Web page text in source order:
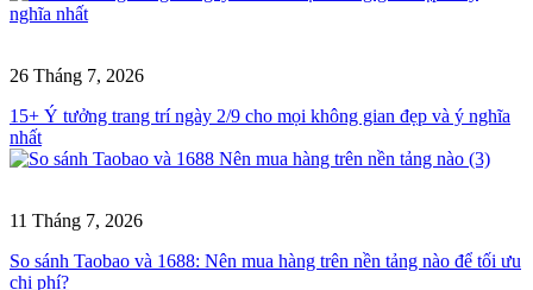
26 Tháng 7, 2026
15+ Ý tưởng trang trí ngày 2/9 cho mọi không gian đẹp và ý nghĩa
nhất
11 Tháng 7, 2026
So sánh Taobao và 1688: Nên mua hàng trên nền tảng nào để tối ưu
chi phí?